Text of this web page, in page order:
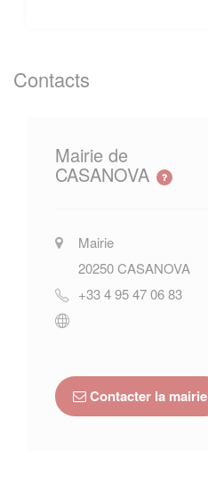
Contacts
Mairie de
CASANOVA
Mairie
20250CASANOVA
+33 4 95 47 06 83
Contacter la mairie